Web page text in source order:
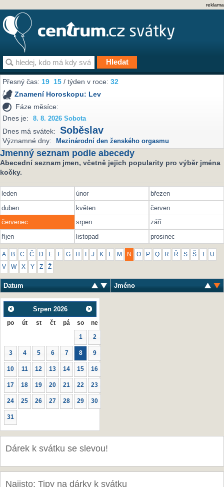
reklama
Přesný čas:19 15 / týden v roce:32
Znamení Horoskopu: Lev
Fáze měsíce:
Dnes je:
8. 8. 2026 Sobota
Dnes má svátek: Soběslav
Významné dny: Mezinárodní den ženského orgasmu
Jmenný seznam podle abecedy
Abecední seznam jmen, včetně jejich popularity pro výběr jména
kočky.
leden únor
březen
duben
květen
červen
červenec
srpen
září
říjen
listopad prosinec
A B C Č D E F G H J K L M N O P Q R Ř S Š U
V W X Y Z Ž
Datum Jméno
Srpen 2026
po út st čt pá so ne
1 2
3 4 5 6 7 8 9
10 11 12 13 14 15 16
17 18 19 20 21 22 23
24 25 26 27 28 29 30
31
Dárek k svátku se slevou!
Najisto: Tipy na dárky k svátku